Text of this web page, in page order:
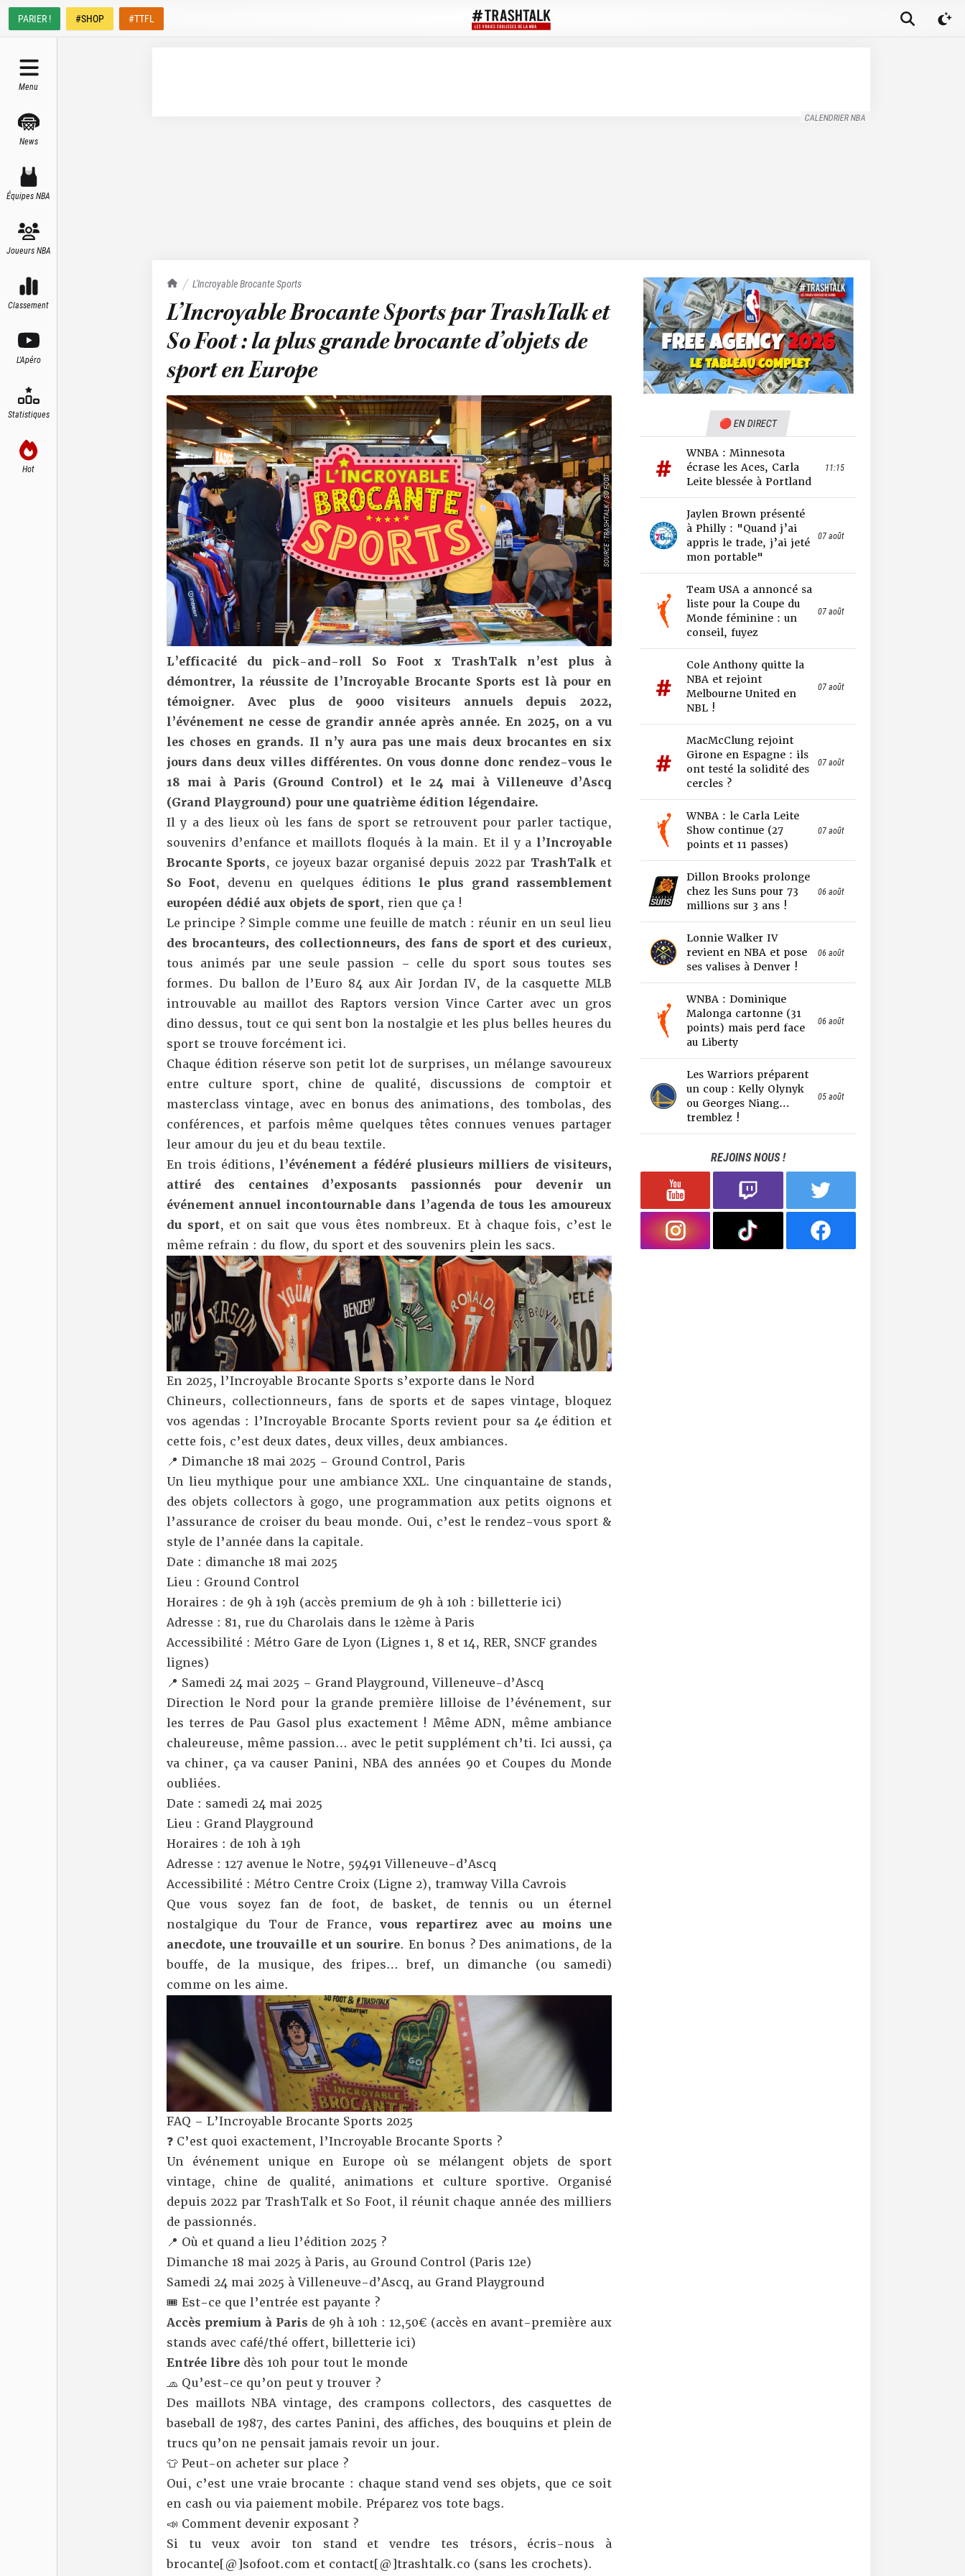
PARIER ! #SHOP #TTFL
Menu
News
Équipes NBA
Joueurs NBA
Classement
L'Apéro
Statistiques
Hot
CALENDRIER NBA
TrashTalk Actu NBA
L'Incroyable Brocante Sports
L’Incroyable Brocante Sports par TrashTalk et
So Foot : la plus grande brocante d’objets de
sport en Europe
SOURCE : TRASHTALK / SO FOOT
L’efficacité du pick-and-roll So Foot x TrashTalk n’est plus à
démontrer, la réussite de l’Incroyable Brocante Sports est là pour en
témoigner. Avec plus de 9000 visiteurs annuels depuis 2022,
l’événement ne cesse de grandir année après année. En 2025, on a vu
les choses en grands. Il n’y aura pas une mais deux brocantes en six
jours dans deux villes différentes. On vous donne donc rendez-vous le
18 mai à Paris (Ground Control) et le 24 mai à Villeneuve d’Ascq
(Grand Playground) pour une quatrième édition légendaire.
Il y a des lieux où les fans de sport se retrouvent pour parler tactique,
souvenirs d’enfance et maillots floqués à la main. Et il y a l’Incroyable
Brocante Sports, ce joyeux bazar organisé depuis 2022 par TrashTalk et
So Foot, devenu en quelques éditions le plus grand rassemblement
européen dédié aux objets de sport, rien que ça !
Le principe ? Simple comme une feuille de match : réunir en un seul lieu
des brocanteurs, des collectionneurs, des fans de sport et des curieux,
tous animés par une seule passion – celle du sport sous toutes ses
formes. Du ballon de l’Euro 84 aux Air Jordan IV, de la casquette MLB
introuvable au maillot des Raptors version Vince Carter avec un gros
dino dessus, tout ce qui sent bon la nostalgie et les plus belles heures du
sport se trouve forcément ici.
Chaque édition réserve son petit lot de surprises, un mélange savoureux
entre culture sport, chine de qualité, discussions de comptoir et
masterclass vintage, avec en bonus des animations, des tombolas, des
conférences, et parfois même quelques têtes connues venues partager
leur amour du jeu et du beau textile.
En trois éditions, l’événement a fédéré plusieurs milliers de visiteurs,
attiré des centaines d’exposants passionnés pour devenir un
événement annuel incontournable dans l’agenda de tous les amoureux
du sport, et on sait que vous êtes nombreux. Et à chaque fois, c’est le
même refrain : du flow, du sport et des souvenirs plein les sacs.
En 2025, l’Incroyable Brocante Sports s’exporte dans le Nord
Chineurs, collectionneurs, fans de sports et de sapes vintage, bloquez
vos agendas : l’Incroyable Brocante Sports revient pour sa 4e édition et
cette fois, c’est deux dates, deux villes, deux ambiances.
📍 Dimanche 18 mai 2025 – Ground Control, Paris
Un lieu mythique pour une ambiance XXL. Une cinquantaine de stands,
des objets collectors à gogo, une programmation aux petits oignons et
l’assurance de croiser du beau monde. Oui, c’est le rendez-vous sport &
style de l’année dans la capitale.
Date : dimanche 18 mai 2025
Lieu : Ground Control
Horaires : de 9h à 19h (accès premium de 9h à 10h :billetterie ici)
Adresse : 81, rue du Charolais dans le 12ème à Paris
Accessibilité : Métro Gare de Lyon (Lignes 1, 8 et 14, RER, SNCF grandes
lignes)
📍 Samedi 24 mai 2025 – Grand Playground, Villeneuve-d’Ascq
Direction le Nord pour la grande première lilloise de l’événement, sur
les terres de Pau Gasol plus exactement ! Même ADN, même ambiance
chaleureuse, même passion… avec le petit supplément ch’ti. Ici aussi, ça
va chiner, ça va causer Panini, NBA des années 90 et Coupes du Monde
oubliées.
Date : samedi 24 mai 2025
Lieu : Grand Playground
Horaires : de 10h à 19h
Adresse : 127 avenue le Notre, 59491 Villeneuve-d’Ascq
Accessibilité : Métro Centre Croix (Ligne 2), tramway Villa Cavrois
Que vous soyez fan de foot, de basket, de tennis ou un éternel
nostalgique du Tour de France, vous repartirez avec au moins une
anecdote, une trouvaille et un sourire. En bonus ? Des animations, de la
bouffe, de la musique, des fripes… bref, un dimanche (ou samedi)
comme on les aime.
FAQ – L’Incroyable Brocante Sports 2025
❓ C’est quoi exactement, l’Incroyable Brocante Sports ?
Un événement unique en Europe où se mélangent objets de sport
vintage, chine de qualité, animations et culture sportive. Organisé
depuis 2022 par TrashTalk et So Foot, il réunit chaque année des milliers
de passionnés.
📍 Où et quand a lieu l’édition 2025 ?
Dimanche 18 mai 2025 à Paris, au Ground Control (Paris 12e)
Samedi 24 mai 2025 à Villeneuve-d’Ascq, au Grand Playground
🎟 Est-ce que l’entrée est payante ?
Accès premium à Paris de 9h à 10h : 12,50€ (accès en avant-première aux
stands avec café/thé offert,billetterie ici)
Entrée libre dès 10h pour tout le monde
🧢 Qu’est-ce qu’on peut y trouver ?
Des maillots NBA vintage, des crampons collectors, des casquettes de
baseball de 1987, des cartes Panini, des affiches, des bouquins et plein de
trucs qu’on ne pensait jamais revoir un jour.
👕 Peut-on acheter sur place ?
Oui, c’est une vraie brocante : chaque stand vend ses objets, que ce soit
en cash ou via paiement mobile. Préparez vos tote bags.
📣 Comment devenir exposant ?
Si tu veux avoir ton stand et vendre tes trésors, écris-nous à
brocante[@]sofoot.com et contact[@]trashtalk.co (sans les crochets).
🔴 EN DIRECT
WNBA : Minnesota
écrase les Aces, Carla
Leite blessée à Portland
11:15
Jaylen Brown présenté
à Philly : "Quand j’ai
appris le trade, j’ai jeté
mon portable"
07 août
Team USA a annoncé sa
liste pour la Coupe du
Monde féminine : un
conseil, fuyez
07 août
Cole Anthony quitte la
NBA et rejoint
Melbourne United en
NBL !
07 août
MacMcClung rejoint
Girone en Espagne : ils
ont testé la solidité des
cercles ?
07 août
WNBA : le Carla Leite
Show continue (27
points et 11 passes)
07 août
Dillon Brooks prolonge
chez les Suns pour 73
millions sur 3 ans !
06 août
Lonnie Walker IV
revient en NBA et pose
ses valises à Denver !
06 août
WNBA : Dominique
Malonga cartonne (31
points) mais perd face
au Liberty
06 août
Les Warriors préparent
un coup : Kelly Olynyk
ou Georges Niang…
tremblez !
05 août
REJOINS NOUS !